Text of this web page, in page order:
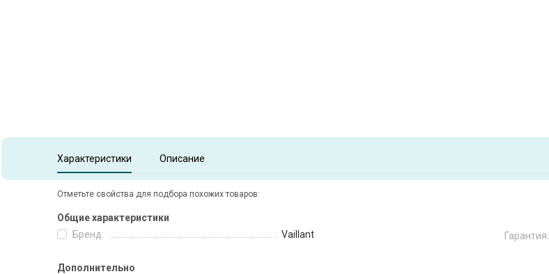
Характеристики Описание
Отметьте свойства для подбора похожих товаров:
Общие характеристики
Бренд:
Vaillant Гарантия:
Дополнительно